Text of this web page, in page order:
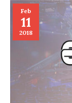
Feb
11
2018